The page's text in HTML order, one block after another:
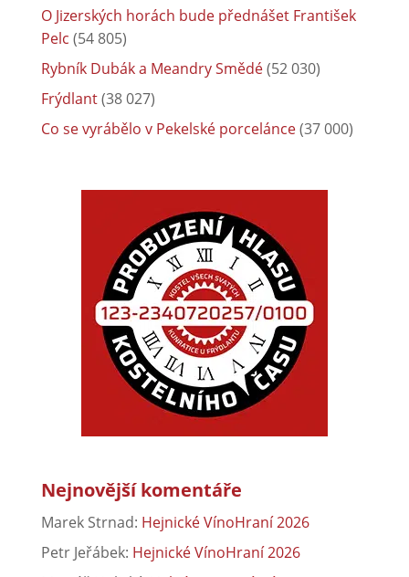
O Jizerských horách bude přednášet František
Pelc (54 805)
Rybník Dubák a Meandry Smědé(52 030)
Frýdlant(38 027)
Co se vyrábělo v Pekelské porcelánce(37 000)
Nejnovější komentáře
Marek Strnad: Hejnické VínoHraní 2026
Petr Jeřábek: Hejnické VínoHraní 2026